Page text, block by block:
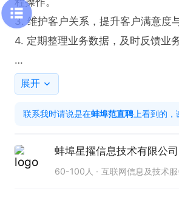
3. 维护客户关系，提升客户满意度
4. 定期整理业务数据，及时反馈业
要高中及以上学历 必须有毕业证原件
展开
联系我时请说是在蚌埠范直聘 上看到的，
蚌埠星擢信息技术有限公司
60-100人 互联网信息及技术服